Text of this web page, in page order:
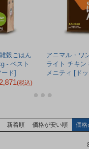
穀ごはん
- ベスト
ド]
(税込)
アニマル・ワ
ライト チキン
メニティ [ド
新着順 価格が安い順 価格